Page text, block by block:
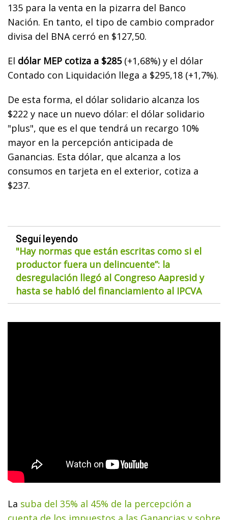
135 para la venta en la pizarra del Banco
Nación. En tanto, el tipo de cambio comprador
divisa del BNA cerró en $127,50.
El dólar MEP cotiza a $285(+1,68%) y el dólar
Contado con Liquidación llega a $295,18 (+1,7%).
De esta forma, el dólar solidario alcanza los
$222 y nace un nuevo dólar: el dólar solidario
"plus", que es el que tendrá un recargo 10%
mayor en la percepción anticipada de
Ganancias. Esta dólar, que alcanza a los
consumos en tarjeta en el exterior, cotiza a
$237.
Seguí leyendo
"Hay normas que están escritas como si el
productor fuera un delincuente”: la
desregulación llegó al Congreso Aapresid y
hasta se habló del financiamiento al IPCVA
La suba del 35% al 45% de la percepción a